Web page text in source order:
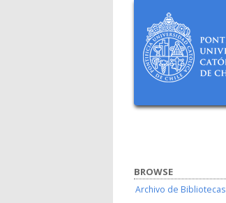
BROWSE
Archivo de Bibliotecas